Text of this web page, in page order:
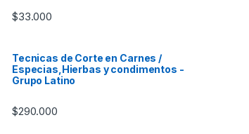
$33.000
Tecnicas de Corte en Carnes /
Especias,Hierbas y condimentos -
Grupo Latino
$290.000